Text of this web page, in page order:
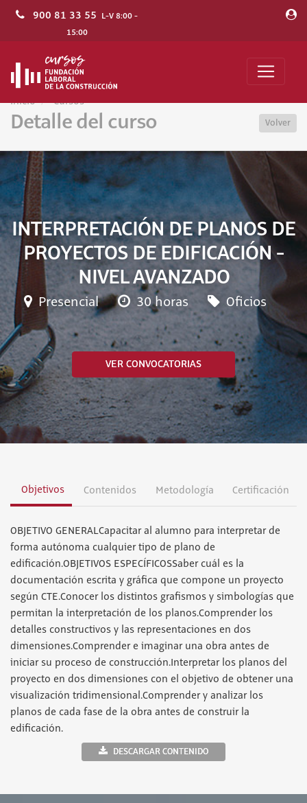
900 81 33 55 L-V 8:00 -
15:00
Inicio Cursos
Detalle del curso Volver
INTERPRETACIÓN DE PLANOS DE
PROYECTOS DE EDIFICACIÓN -
NIVEL AVANZADO
Presencial 30 horas Oficios
VER CONVOCATORIAS
Objetivos Contenidos Metodología Certificación
OBJETIVO GENERALCapacitar al alumno para interpretar de
forma autónoma cualquier tipo de plano de
edificación.OBJETIVOS ESPECÍFICOSSaber cuál es la
documentación escrita y gráfica que compone un proyecto
según CTE.Conocer los distintos grafismos y simbologías que
permitan la interpretación de los planos.Comprender los
detalles constructivos y las representaciones en dos
dimensiones.Comprender e imaginar una obra antes de
iniciar su proceso de construcción.Interpretar los planos del
proyecto en dos dimensiones con el objetivo de obtener una
visualización tridimensional.Comprender y analizar los
planos de cada fase de la obra antes de construir la
edificación.
DESCARGAR CONTENIDO